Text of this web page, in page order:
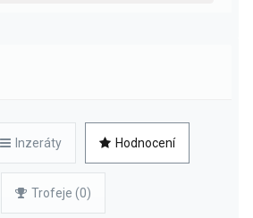
Inzeráty Hodnocení
Trofeje (0)